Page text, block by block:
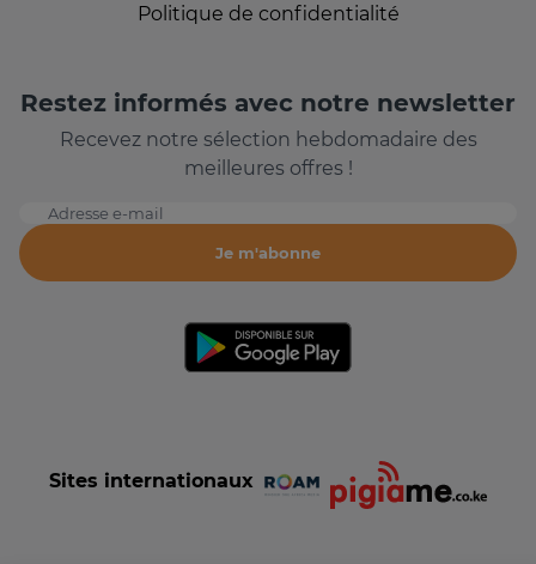
Politique de confidentialité
Restez informés avec notre newsletter
Recevez notre sélection hebdomadaire des
meilleures offres !
Adresse e-mail
Je m'abonne
Sites internationaux